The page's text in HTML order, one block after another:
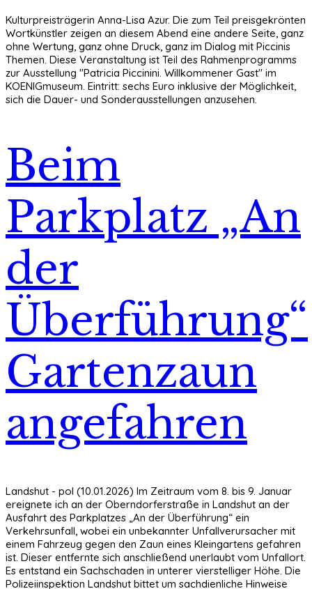
Kulturpreisträgerin Anna-Lisa Azur. Die zum Teil preisgekrönten
Wortkünstler zeigen an diesem Abend eine andere Seite, ganz
ohne Wertung, ganz ohne Druck, ganz im Dialog mit Piccinis
Themen. Diese Veranstaltung ist Teil des Rahmenprogramms
zur Ausstellung "Patricia Piccinini. Willkommener Gast" im
KOENIGmuseum. Eintritt: sechs Euro inklusive der Möglichkeit,
sich die Dauer- und Sonderausstellungen anzusehen.
Beim
Parkplatz „An
der
Überführung“
Gartenzaun
angefahren
Landshut - pol (10.01.2026) Im Zeitraum vom 8. bis 9. Januar
ereignete ich an der Oberndorferstraße in Landshut an der
Ausfahrt des Parkplatzes „An der Überführung“ ein
Verkehrsunfall, wobei ein unbekannter Unfallverursacher mit
einem Fahrzeug gegen den Zaun eines Kleingartens gefahren
ist. Dieser entfernte sich anschließend unerlaubt vom Unfallort.
Es entstand ein Sachschaden in unterer vierstelliger Höhe. Die
Polizeiinspektion Landshut bittet um sachdienliche Hinweise